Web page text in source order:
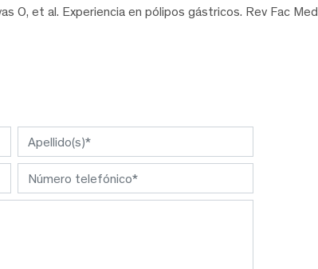
O, et al. Experiencia en pólipos gástricos. Rev Fac Med